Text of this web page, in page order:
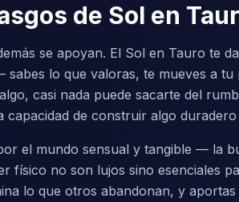
de Sol en
se apoyan. El Sol en Tauro te
sabes lo que valoras, te mueves a
casi nada puede sacarte del
capacidad de construir algo
el mundo sensual y tangible — la
físico no son lujos sino esenciales
lo que otros abandonan, y